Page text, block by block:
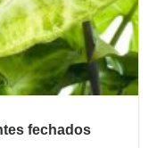
fechados